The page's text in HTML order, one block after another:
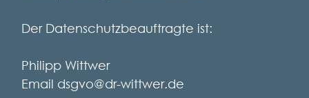
Der Datenschutzbeauftragte ist:
Philipp Wittwer
Email dsgvo@dr-wittwer.de